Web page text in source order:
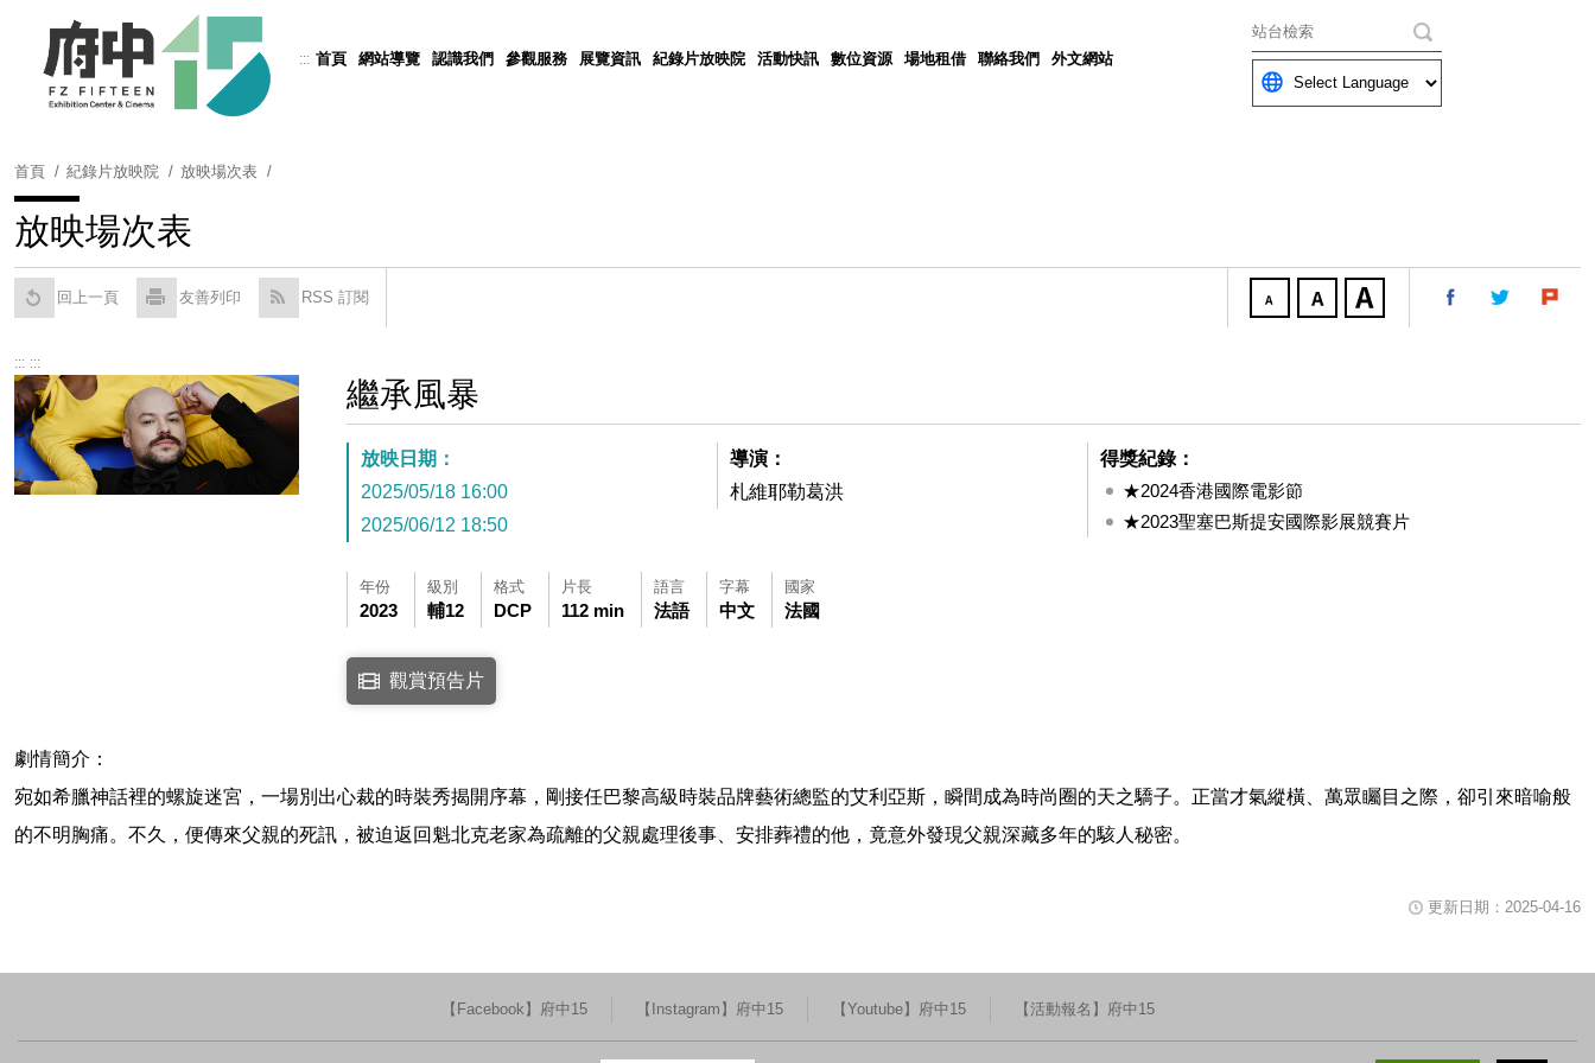
::: 首頁 網站導覽 認識我們 參觀服務 展覽資訊 紀錄片放映院 活動快訊 數位資源 場地租借 聯絡我們 外文網站
關鍵字
Powered by Translate
首頁 紀錄片放映院 放映場次表
放映場次表
回上一頁 友善列印 RSS 訂閱
::: :::
繼承風暴
放映日期：
2025/05/18 16:00
2025/06/12 18:50
導演：
札維耶勒葛洪
得獎紀錄：
★2024香港國際電影節
★2023聖塞巴斯提安國際影展競賽片
年份
2023
級別
輔12
格式
DCP
片長
112 min
語言
法語
字幕
中文
國家
法國
點擊下列連結開啟視窗後，可使用鍵盤Tab鍵移至影片中央播放鍵，再按鍵盤Enter鍵播放影片，影片播放時可用鍵盤空白鍵暫停或重新播放影片，關閉視窗請使用鍵盤Tab鍵
連結至Youtube網站觀看此影片(開新視窗)
觀賞預告片
劇情簡介：
宛如希臘神話裡的螺旋迷宮，一場別出心裁的時裝秀揭開序幕，剛接任巴黎高級時裝品牌藝術總監的艾利亞斯，瞬間成為時尚圈的天之驕子。正當才氣縱橫、萬眾矚目之際，卻引來暗喻般
的不明胸痛。不久，便傳來父親的死訊，被迫返回魁北克老家為疏離的父親處理後事、安排葬禮的他，竟意外發現父親深藏多年的駭人秘密。
更新日期：2025-04-16
【Facebook】府中15 【Instagram】府中15 【Youtube】府中15 【活動報名】府中15